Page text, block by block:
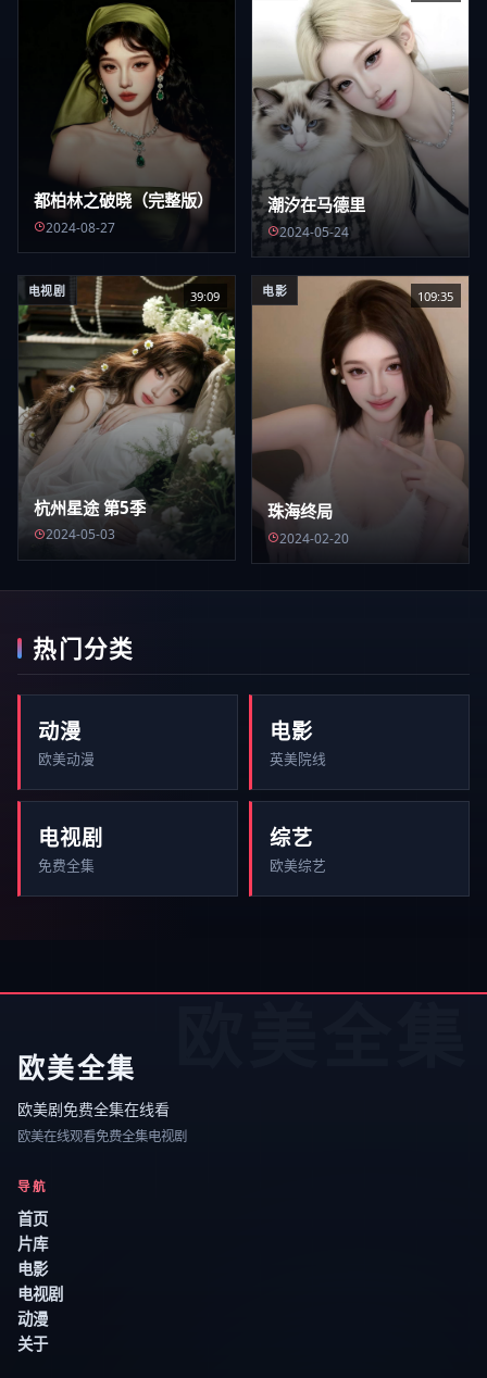
都柏林之破晓（完整版）
2024-08-27
潮汐在马德里
2024-05-24
电视剧 39:09
杭州星途 第5季
2024-05-03
电影 109:35
珠海终局
2024-02-20
热门分类
动漫
欧美动漫
电影
英美院线
电视剧
免费全集
综艺
欧美综艺
欧美全集
欧美剧免费全集在线看
欧美在线观看免费全集电视剧
导航
首页
片库
电影
电视剧
动漫
关于